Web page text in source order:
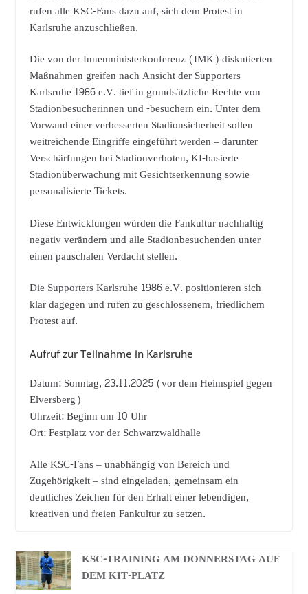
rufen alle KSC-Fans dazu auf, sich dem Protest in
Karlsruhe anzuschließen.
Die von der Innenministerkonferenz (IMK) diskutierten
Maßnahmen greifen nach Ansicht der Supporters
Karlsruhe 1986 e.V. tief in grundsätzliche Rechte von
Stadionbesucherinnen und -besuchern ein. Unter dem
Vorwand einer verbesserten Stadionsicherheit sollen
weitreichende Eingriffe eingeführt werden – darunter
Verschärfungen bei Stadionverboten, KI-basierte
Stadionüberwachung mit Gesichtserkennung sowie
personalisierte Tickets.
Diese Entwicklungen würden die Fankultur nachhaltig
negativ verändern und alle Stadionbesuchenden unter
einen pauschalen Verdacht stellen.
Die Supporters Karlsruhe 1986 e.V. positionieren sich
klar dagegen und rufen zu geschlossenem, friedlichem
Protest auf.
Aufruf zur Teilnahme in Karlsruhe
Datum: Sonntag, 23.11.2025 (vor dem Heimspiel gegen
Elversberg)
Uhrzeit: Beginn um 10 Uhr
Ort: Festplatz vor der Schwarzwaldhalle
Alle KSC-Fans – unabhängig von Bereich und
Zugehörigkeit – sind eingeladen, gemeinsam ein
deutliches Zeichen für den Erhalt einer lebendigen,
kreativen und freien Fankultur zu setzen.
KSC-TRAINING AM DONNERSTAG AUF
DEM KIT-PLATZ